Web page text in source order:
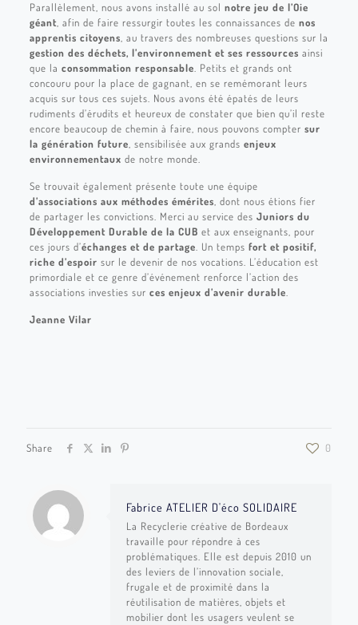
Parallèlement, nous avons installé au sol notre jeu de l’Oie
géant, afin de faire ressurgir toutes les connaissances de nos
apprentis citoyens , au travers des nombreuses questions sur la
gestion des déchets, l’environnement et ses ressources ainsi
que la consommation responsable . Petits et grands ont
concouru pour la place de gagnant, en se remémorant leurs
acquis sur tous ces sujets. Nous avons été épatés de leurs
rudiments d’érudits et heureux de constater que bien qu’il reste
encore beaucoup de chemin à faire, nous pouvons compter sur
la génération future , sensibilisée aux grands enjeux
environnementaux de notre monde.
Se trouvait également présente toute une équipe
d’associations aux méthodes émérites , dont nous étions fier
de partager les convictions. Merci au service des Juniors du
Développement Durable de la CUB et aux enseignants, pour
ces jours d’échanges et de partage . Un temps fort et positif,
riche d’espoir sur le devenir de nos vocations. L’éducation est
primordiale et ce genre d’événement renforce l’action des
associations investies sur ces enjeux d’avenir durable
Jeanne Vilar
Share 0
Fabrice ATELIER D'éco SOLIDAIRE
La Recyclerie créative de Bordeaux
travaille pour répondre à ces
problématiques. Elle est depuis 2010 un
des leviers de l’innovation sociale,
frugale et de proximité dans la
réutilisation de matières, objets et
mobilier dont les usagers veulent se